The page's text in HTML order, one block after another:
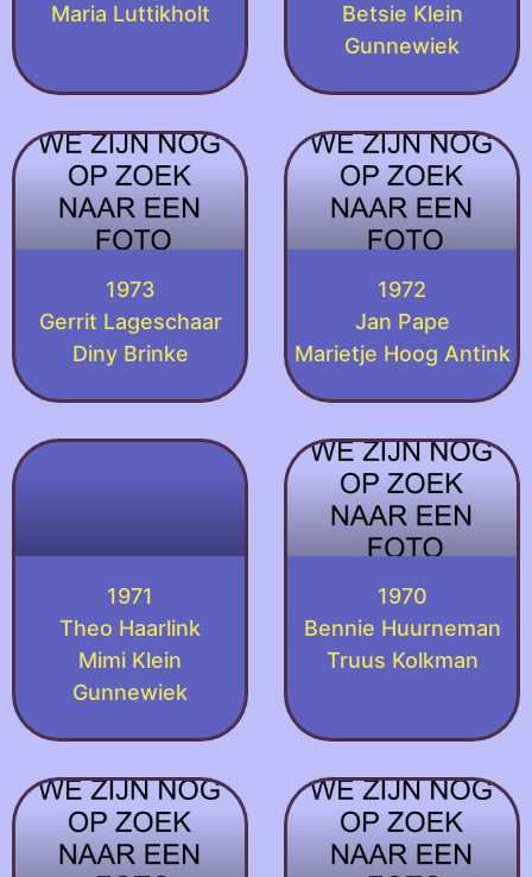
Maria Luttikholt
Betsie Klein
Gunnewiek
1973
Gerrit Lageschaar
Diny Brinke
1972
Jan Pape
Marietje Hoog Antink
1971
Theo Haarlink
Mimi Klein
Gunnewiek
1970
Bennie Huurneman
Truus Kolkman